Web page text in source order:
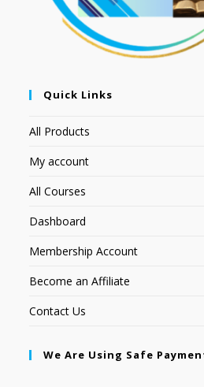
Quick Links
All Products
My account
All Courses
Dashboard
Membership Account
Become an Affiliate
Contact Us
We Are Using Safe